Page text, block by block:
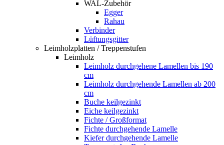
WAL-Zubehör
Egger
Rahau
Verbinder
Lüftungsgitter
Leimholzplatten / Treppenstufen
Leimholz
Leimholz durchgehene Lamellen bis 190
cm
Leimholz durchgehende Lamellen ab 200
cm
Buche keilgezinkt
Eiche keilgezinkt
Fichte / Großformat
Fichte durchgehende Lamelle
Kiefer durchgehende Lamelle